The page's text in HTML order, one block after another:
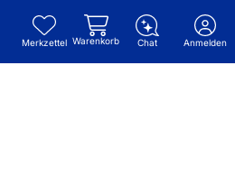
Merkzettel Warenkorb Chat Anmelden